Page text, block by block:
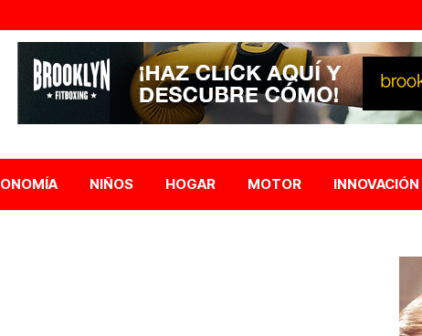
NIÑOS HOGAR MOTOR INNOVACIÓN